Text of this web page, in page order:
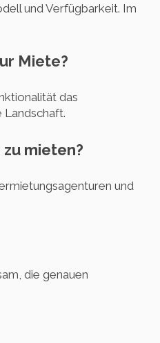
und Verfügbarkeit. Im
Miete?
das
Landschaft.
mieten?
und
die genauen